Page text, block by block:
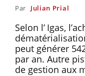
Par Julian Prial
Selon l’ Igas,
peut générer
par an. Autre
de gestion aux